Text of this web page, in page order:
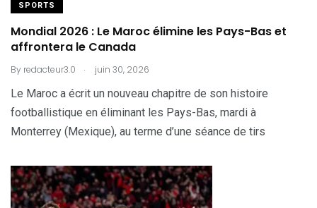
SPORTS
Mondial 2026 : Le Maroc élimine les Pays-Bas et
affrontera le Canada
By redacteur3.0 . juin 30, 2026
Le Maroc a écrit un nouveau chapitre de son histoire
footballistique en éliminant les Pays-Bas, mardi à
Monterrey (Mexique), au terme d’une séance de tirs